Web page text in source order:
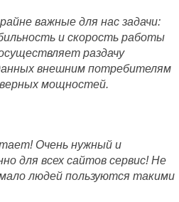
важные для нас задачи:
и скорость работы
раздачу
внешним потребителям
мощностей.
Очень нужный и
для всех сайтов сервис! Не
людей пользуются такими